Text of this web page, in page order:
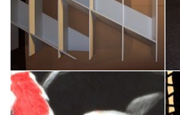
ELLE DECOR ITALIA: DESIGN FOR
Rosy Villa